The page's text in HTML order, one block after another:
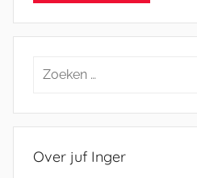
Zoeken
Over juf Inger